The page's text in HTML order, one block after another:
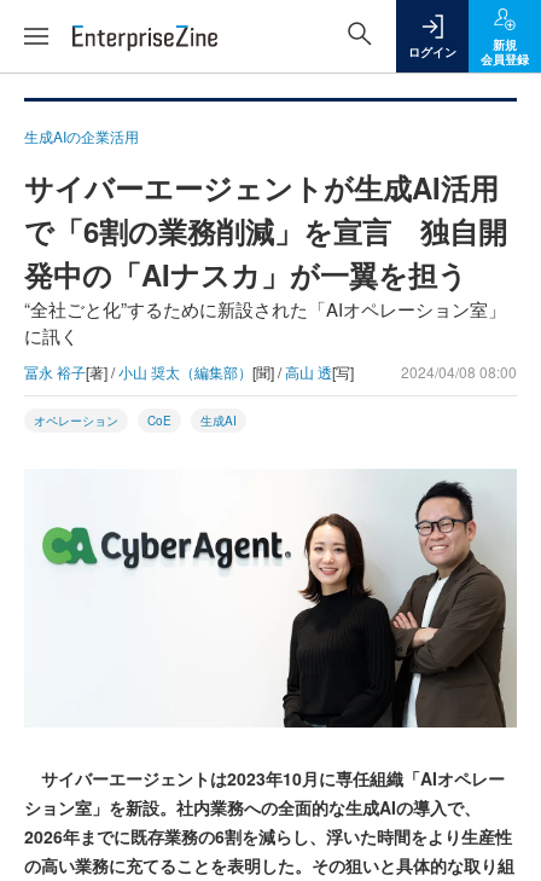
ログイン
新規
会員登録
生成AIの企業活用
サイバーエージェントが生成AI活用
で「6割の業務削減」を宣言 独自開
発中の「AIナスカ」が一翼を担う
“全社ごと化”するために新設された「AIオペレーション室」
に訊く
冨永 裕子[著] /小山 奨太（編集部） [聞] /高山 透[写] 2024/04/08 08:00
オペレーション CoE 生成AI
サイバーエージェントは2023年10月に専任組織「AIオペレー
ション室」を新設。社内業務への全面的な生成AIの導入で、
2026年までに既存業務の6割を減らし、浮いた時間をより生産性
の高い業務に充てることを表明した。その狙いと具体的な取り組